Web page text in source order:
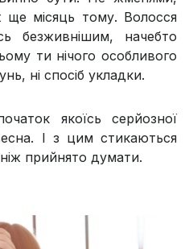
ще місяць тому. Волосся
безживнішим, начебто
ти нічого особливого
ні спосіб укладки.
якоїсь серйозної
І з цим стикаються
прийнято думати.